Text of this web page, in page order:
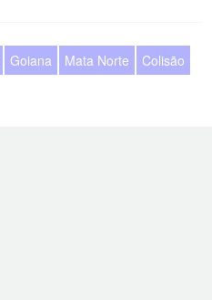
Goiana Mata Norte Colisão